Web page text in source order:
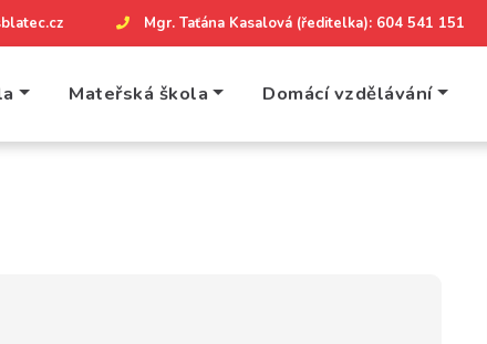
Mgr. Taťána Kasalová (ředitelka): 604 541 151
Mateřská škola Domácí vzdělávání